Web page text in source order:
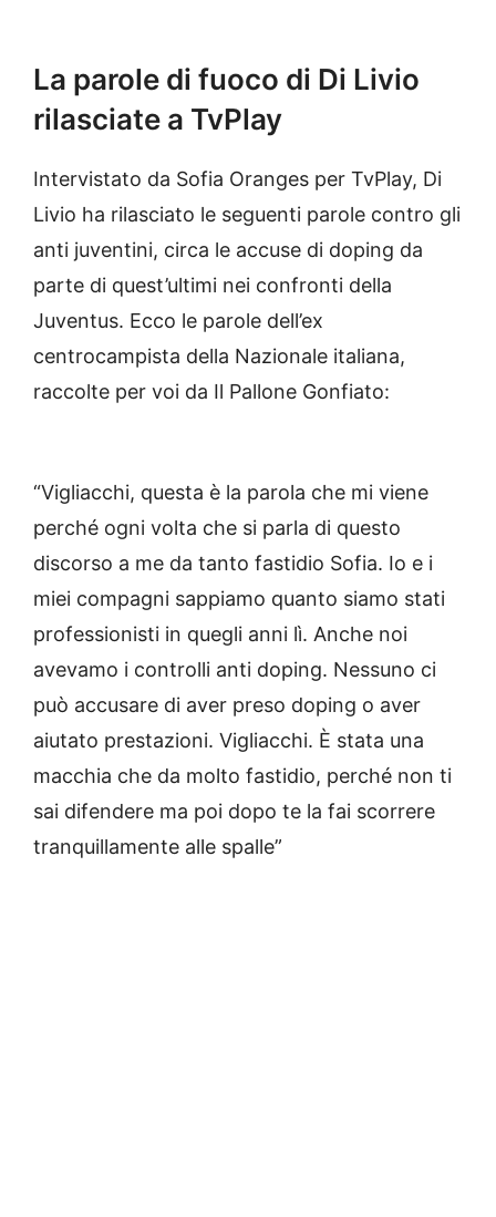
La parole di fuoco di Di Livio
rilasciate a TvPlay
Intervistato da Sofia Oranges per TvPlay, Di
Livio ha rilasciato le seguenti parole contro gli
anti juventini, circa le accuse di doping da
parte di quest’ultimi nei confronti della
Juventus. Ecco le parole dell’ex
centrocampista della Nazionale italiana,
raccolte per voi da Il Pallone Gonfiato:
“Vigliacchi, questa è la parola che mi viene
perché ogni volta che si parla di questo
discorso a me da tanto fastidio Sofia. Io e i
miei compagni sappiamo quanto siamo stati
professionisti in quegli anni lì. Anche noi
avevamo i controlli anti doping. Nessuno ci
può accusare di aver preso doping o aver
aiutato prestazioni. Vigliacchi. È stata una
macchia che da molto fastidio, perché non ti
sai difendere ma poi dopo te la fai scorrere
tranquillamente alle spalle”